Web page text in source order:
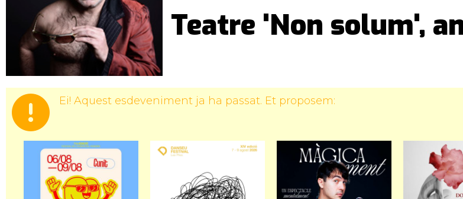
Teatre 'Non solum',
Ei! Aquest esdeveniment ja ha passat. Et proposem: